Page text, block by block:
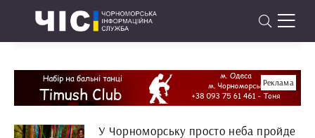
Реклама
У Чорноморську просто неба пройде